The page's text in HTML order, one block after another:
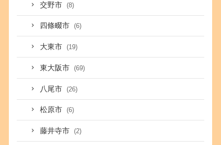
交野市 (8)
四條畷市 (6)
大東市 (19)
東大阪市 (69)
八尾市 (26)
松原市 (6)
藤井寺市 (2)